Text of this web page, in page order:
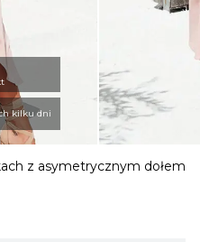
kilku dni
z asymetrycznym dołem